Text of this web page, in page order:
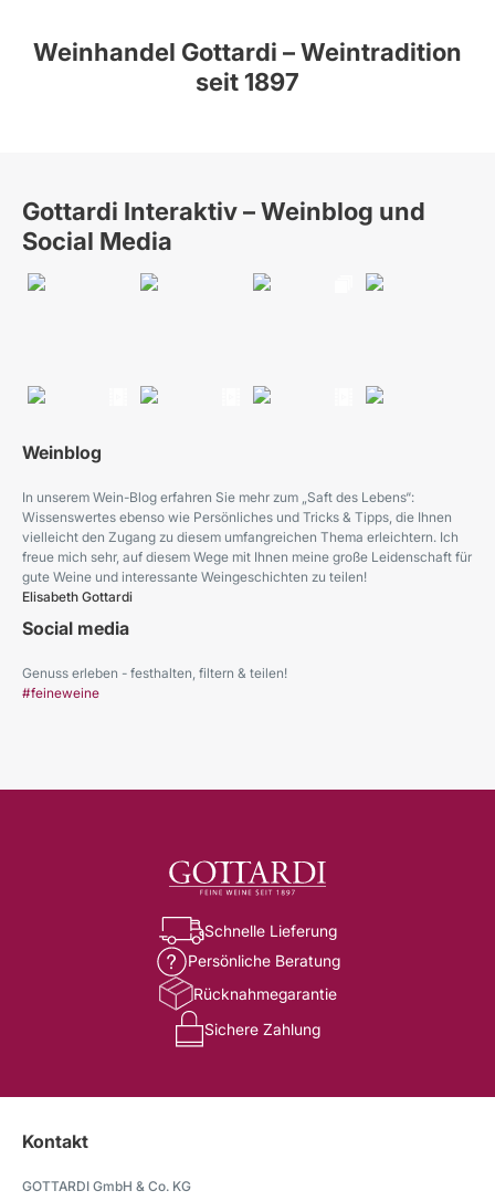
Weinhandel Gottardi – Weintradition
seit 1897
Gottardi Interaktiv – Weinblog und
Social Media
Weinblog
In unserem Wein-Blog erfahren Sie mehr zum „Saft des Lebens“:
Wissenswertes ebenso wie Persönliches und Tricks & Tipps, die Ihnen
vielleicht den Zugang zu diesem umfangreichen Thema erleichtern. Ich
freue mich sehr, auf diesem Wege mit Ihnen meine große Leidenschaft für
gute Weine und interessante Weingeschichten zu teilen!
Elisabeth Gottardi
Social media
Genuss erleben - festhalten, filtern & teilen!
#feineweine
Schnelle Lieferung
Persönliche Beratung
Rücknahmegarantie
Sichere Zahlung
Kontakt
GOTTARDI GmbH & Co. KG